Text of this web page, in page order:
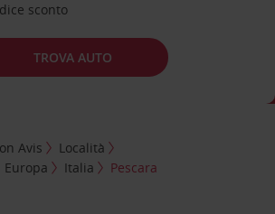
sconto
TROVA AUTO
Avis
Località
Italia Pescara